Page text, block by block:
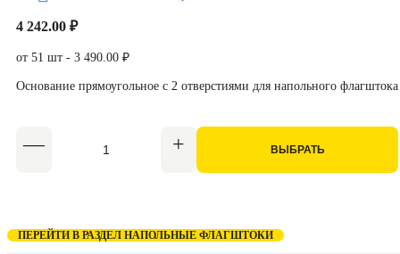
4 242.00 ₽
от 51 шт - 3 490.00 ₽
Основание прямоугольное с 2 отверстиями для напольного флагштока
ВЫБРАТЬ
ПЕРЕЙТИ В РАЗДЕЛ НАПОЛЬНЫЕ ФЛАГШТОКИ